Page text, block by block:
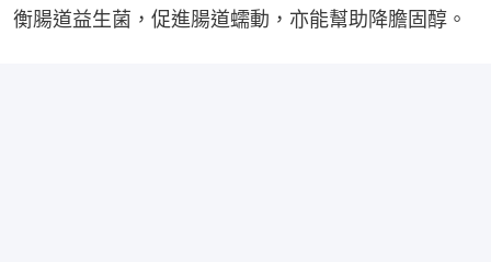
衡腸道益生菌，促進腸道蠕動，亦能幫助降膽固醇。